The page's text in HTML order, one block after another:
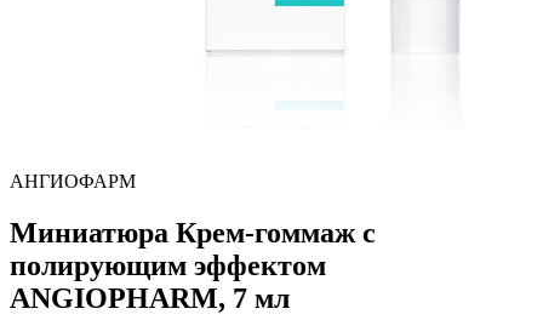
АНГИОФАРМ
Миниатюра Крем-гоммаж с
полирующим эффектом
ANGIOPHARM, 7 мл